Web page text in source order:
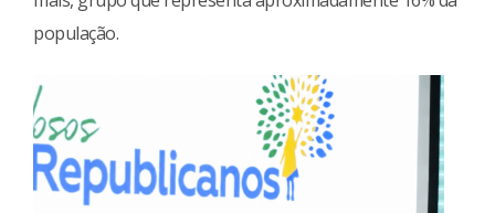
população.